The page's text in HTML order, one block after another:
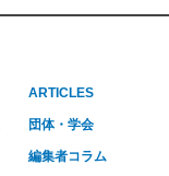
ARTICLES
団体・学会
編集者コラム